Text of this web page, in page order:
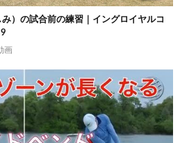
）の試合前の練習｜イングロイヤルコ
画